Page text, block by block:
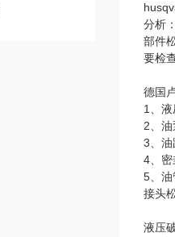
分析
部件
要检
德国
1、
2、
3、油
4、密
5、油
接头
液压